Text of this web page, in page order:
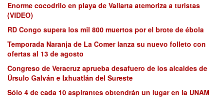
Enorme cocodrilo en playa de Vallarta atemoriza a turistas
(VIDEO)
RD Congo supera los mil 800 muertos por el brote de ébola
Temporada Naranja de La Comer lanza su nuevo folleto con
ofertas al 13 de agosto
Congreso de Veracruz aprueba desafuero de los alcaldes de
Úrsulo Galván e Ixhuatlán del Sureste
Sólo 4 de cada 10 aspirantes obtendrán un lugar en la UNAM